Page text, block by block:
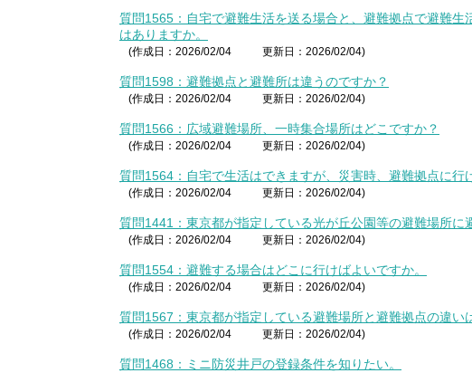
質問1565：自宅で避難生活を送る場合と、避難拠点で避難生
はありますか。
(作成日：2026/02/04 更新日：2026/02/04)
質問1598：避難拠点と避難所は違うのですか？
(作成日：2026/02/04 更新日：2026/02/04)
質問1566：広域避難場所、一時集合場所はどこですか？
(作成日：2026/02/04 更新日：2026/02/04)
質問1564：自宅で生活はできますが、災害時、避難拠点に行
(作成日：2026/02/04 更新日：2026/02/04)
質問1441：東京都が指定している光が丘公園等の避難場所に
(作成日：2026/02/04 更新日：2026/02/04)
質問1554：避難する場合はどこに行けばよいですか。
(作成日：2026/02/04 更新日：2026/02/04)
質問1567：東京都が指定している避難場所と避難拠点の違い
(作成日：2026/02/04 更新日：2026/02/04)
質問1468：ミニ防災井戸の登録条件を知りたい。